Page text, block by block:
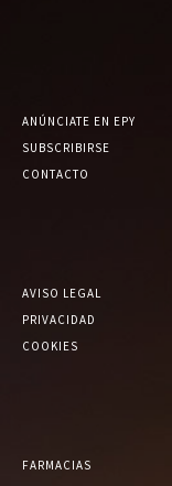
ANÚNCIATE EN EPY
SUBSCRIBIRSE
CONTACTO
AVISO LEGAL
PRIVACIDAD
COOKIES
FARMACIAS